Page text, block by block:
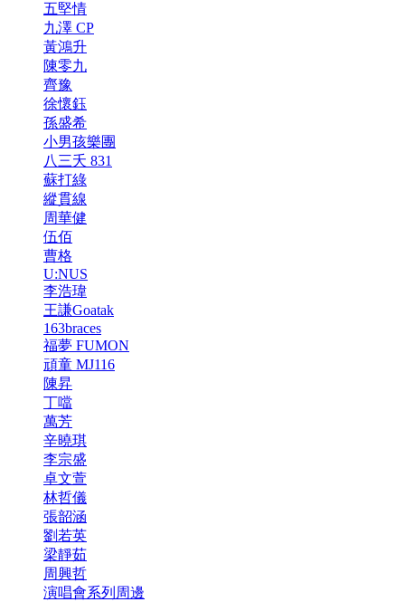
五堅情
九澤 CP
黃鴻升
陳零九
齊豫
徐懷鈺
孫盛希
小男孩樂團
八三夭 831
蘇打綠
縱貫線
周華健
伍佰
曹格
U:NUS
李浩瑋
王謙Goatak
163braces
福夢 FUMON
頑童 MJ116
陳昇
丁噹
萬芳
辛曉琪
李宗盛
卓文萱
林哲儀
張韶涵
劉若英
梁靜茹
周興哲
演唱會系列周邊